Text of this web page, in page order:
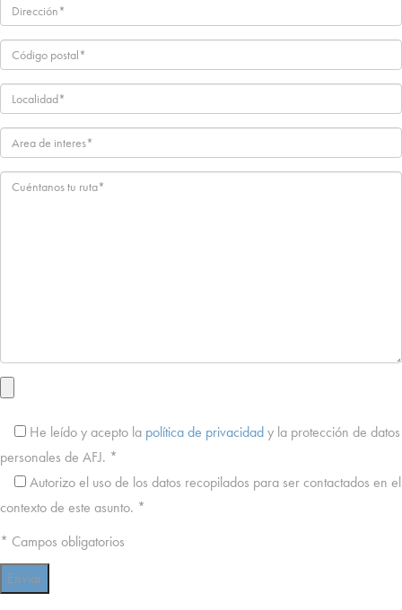
He leído y acepto la política de privacidady la protección de datos
personales de AFJ. *
Autorizo ​​el uso de los datos recopilados para ser contactados en el
contexto de este asunto. *
* Campos obligatorios